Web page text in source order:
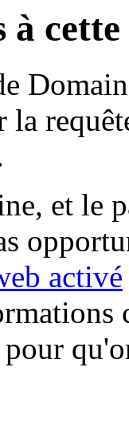
à
la
et le
activé